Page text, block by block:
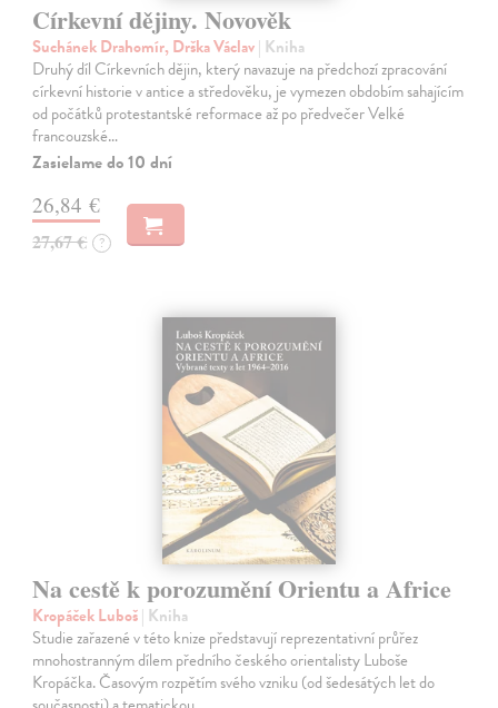
Církevní dějiny. Novověk
Suchánek Drahomír, Drška Václav| Kniha
Druhý díl Církevních dějin, který navazuje na předchozí zpracování
církevní historie v antice a středověku, je vymezen obdobím sahajícím
od počátků protestantské reformace až po předvečer Velké
francouzské…
Zasielame do 10 dní
26,84 €
27,67 € ?
Na cestě k porozumění Orientu a Africe
Kropáček Luboš| Kniha
Studie zařazené v této knize představují reprezentativní průřez
mnohostranným dílem předního českého orientalisty Luboše
Kropáčka. Časovým rozpětím svého vzniku (od šedesátých let do